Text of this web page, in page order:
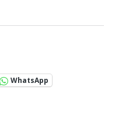
WhatsApp